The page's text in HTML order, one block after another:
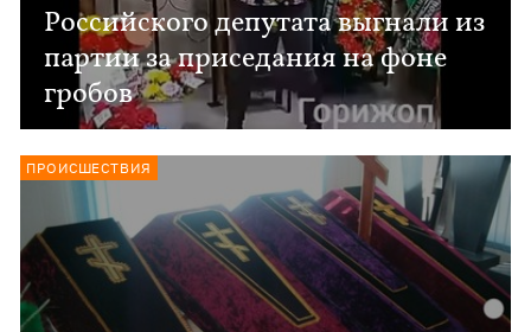
Российского депутата выгнали из
партии за приседания на фоне
гробов
ПРОИСШЕСТВИЯ